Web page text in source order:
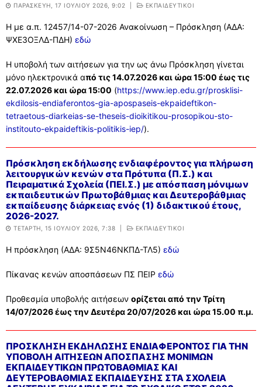
ΠΑΡΑΣΚΕΥΉ, 17 ΙΟΥΛΊΟΥ 2026, 9:02 ΕΚΠΑΙΔΕΥΤΙΚΟΙ
Η με α.π. 12457/14-07-2026 Ανακοίνωση – Πρόσκληση (ΑΔΑ:
ΨΧΕ3ΟΞΛΔ-ΠΔΗ) εδώ
Η υποβολή των αιτήσεων για την ως άνω Πρόσκληση γίνεται
μόνο ηλεκτρονικά από τις 14.07.2026 και ώρα 15:00 έως τις
22.07.2026 και ώρα 15:00 (https://www.iep.edu.gr/prosklisi-
ekdilosis-endiaferontos-gia-apospaseis-ekpaideftikon-
tetraetous-diarkeias-se-theseis-dioikitikou-prosopikou-sto-
institouto-ekpaideftikis-politikis-iep/).
Πρόσκληση εκδήλωσης ενδιαφέροντος για πλήρωση
λειτουργικών κενών στα Πρότυπα (Π.Σ.) και
Πειραματικά Σχολεία (ΠΕΙ.Σ.) με απόσπαση μόνιμων
εκπαιδευτικών Πρωτοβάθμιας και Δευτεροβάθμιας
εκπαίδευσης διάρκειας ενός (1) διδακτικού έτους,
2026-2027.
ΤΕΤΆΡΤΗ, 15 ΙΟΥΛΊΟΥ 2026, 7:38 ΕΚΠΑΙΔΕΥΤΙΚΟΙ
Η πρόσκληση (ΑΔΑ: 9Σ5Ν46ΝΚΠΔ-ΤΛ5) εδώ
Πίκανας κενών αποσπάσεων ΠΣ ΠΕΙΡ εδώ
Προθεσμία υποβολής αιτήσεων ορίζεται από την Τρίτη
14/07/2026 έως την Δευτέρα 20/07/2026 και ώρα 15.00 π.μ.
ΠΡΟΣΚΛΗΣΗ ΕΚΔΗΛΩΣΗΣ ΕΝΔΙΑΦΕΡΟΝΤΟΣ ΓΙΑ ΤΗΝ
ΥΠΟΒΟΛΗ ΑΙΤΗΣΕΩΝ ΑΠΟΣΠΑΣΗΣ ΜΟΝΙΜΩΝ
ΕΚΠΑΙΔΕΥΤΙΚΩΝ ΠΡΩΤΟΒΑΘΜΙΑΣ ΚΑΙ
ΔΕΥΤΕΡΟΒΑΘΜΙΑΣ ΕΚΠΑΙΔΕΥΣΗΣ ΣΤΑ ΣΧΟΛΕΙΑ